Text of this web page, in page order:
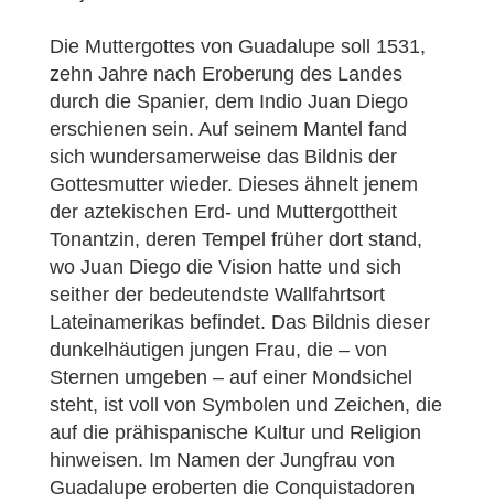
Die Muttergottes von Guadalupe soll 1531,
zehn Jahre nach Eroberung des Landes
durch die Spanier, dem Indio Juan Diego
erschienen sein. Auf seinem Mantel fand
sich wundersamerweise das Bildnis der
Gottesmutter wieder. Dieses ähnelt jenem
der aztekischen Erd- und Muttergottheit
Tonantzin, deren Tempel früher dort stand,
wo Juan Diego die Vision hatte und sich
seither der bedeutendste Wallfahrtsort
Lateinamerikas befindet. Das Bildnis dieser
dunkelhäutigen jungen Frau, die – von
Sternen umgeben – auf einer Mondsichel
steht, ist voll von Symbolen und Zeichen, die
auf die prähispanische Kultur und Religion
hinweisen. Im Namen der Jungfrau von
Guadalupe eroberten die Conquistadoren